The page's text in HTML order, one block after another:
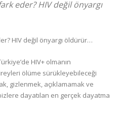
eder? HIV değil önyargı
HIV değil önyargı öldürür…
HIV+ olmanın
ölüme sürükleyebileceği
gizlenmek, açıklamamak ve
dayatılan en gerçek dayatma